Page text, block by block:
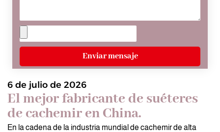
Enviar mensaje
6 de julio de 2026
El mejor fabricante de suéteres
de cachemir en China.
En la cadena de la industria mundial de cachemir de alta